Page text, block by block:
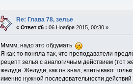
Re: Глава 78, зелье
«Ответ #6 : 06 Ноября 2015, 00:30 »
Мммм, надо это обдумать
Я как-то поняла так, что преподаватели
рецепт зелья с аналогичным действием (тот
желуди. Желуди, как он знал, впитывают
именно нужной последовательности